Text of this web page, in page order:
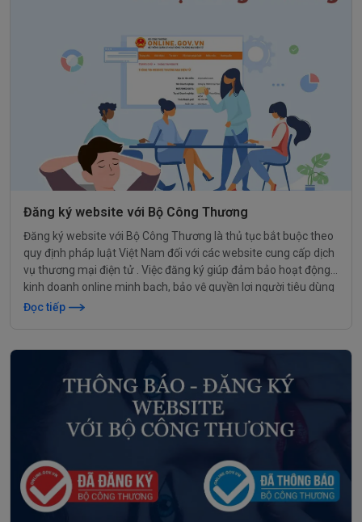
Đăng ký website với Bộ Công Thương
Đăng ký website với Bộ Công Thương là thủ tục bắt buộc theo
quy định pháp luật Việt Nam đối với các website cung cấp dịch
vụ thương mại điện tử . Việc đăng ký giúp đảm bảo hoạt động
kinh doanh online minh bạch, bảo vệ quyền lợi người tiêu dùng
và tạo môi trường cạnh tranh lành mạnh.
Đọc tiếp